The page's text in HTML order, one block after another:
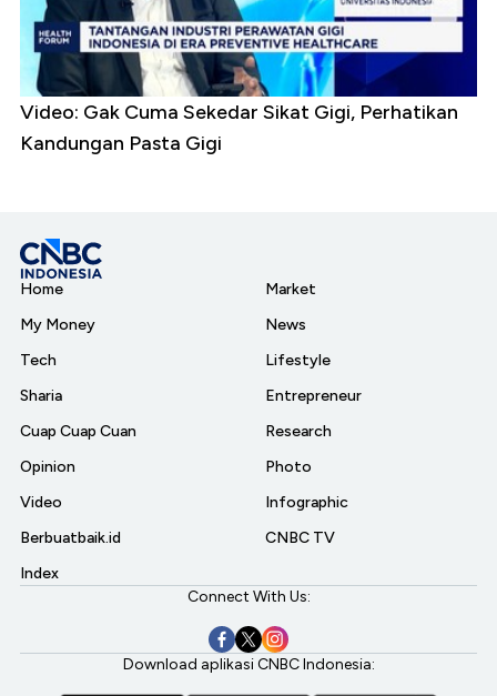
Video: Gak Cuma Sekedar Sikat Gigi, Perhatikan
Kandungan Pasta Gigi
Home
My Money
Tech
Sharia
Cuap Cuap Cuan
Opinion
Video
Berbuatbaik.id
Index
Market
News
Lifestyle
Entrepreneur
Research
Photo
Infographic
CNBC TV
Connect With Us:
Download aplikasi CNBC Indonesia: